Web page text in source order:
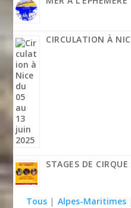
CIRCULATION À
STAGES DE
Tous | Alpes-Maritimes